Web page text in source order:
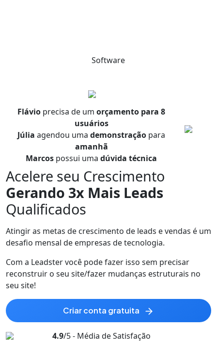
Software
Acelere seu Crescimento
Gerando 3x Mais Leads
Qualificados
Atingir as metas de crescimento de leads e vendas é um
desafio mensal de empresas detecnologia.
Com a Leadster você pode fazer isso sem precisar
reconstruir o seu site/fazer mudanças estruturais no
seu site!
criar conta gratuita
4.9/5 - Média de Satisfação
Flávio precisa de um orçamento para 8
usuários
Júlia agendou umademonstração para
amanhã
Marcos possui umadúvida técnica